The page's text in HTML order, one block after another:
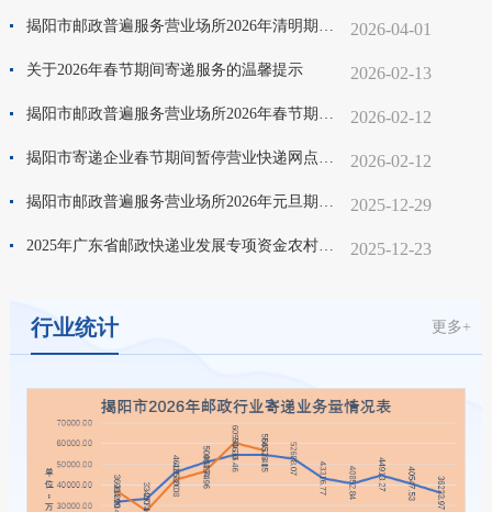
揭阳市邮政普遍服务营业场所2026年清明期间营业时间调整备案名单公告 2026-04-01
关于2026年春节期间寄递服务的温馨提示 2026-02-13
揭阳市邮政普遍服务营业场所2026年春节期间营业时间调整备案名单公告 2026-02-12
揭阳市寄递企业春节期间暂停营业快递网点信息表公告 2026-02-12
揭阳市邮政普遍服务营业场所2026年元旦期间营业时间调整备案名单公告 2025-12-29
2025年广东省邮政快递业发展专项资金农村现代流通体系建设工程项目（村级寄递物流综合服务站）的公示.pdf 2025-12-23
行业统计 更多+